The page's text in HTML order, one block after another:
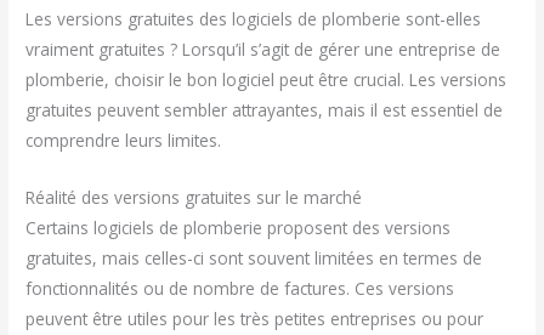
Les versions gratuites des logiciels de plomberie sont-elles
vraiment gratuites ? Lorsqu’il s’agit de gérer une entreprise de
plomberie, choisir le bon logiciel peut être crucial. Les versions
gratuites peuvent sembler attrayantes, mais il est essentiel de
comprendre leurs limites.
Réalité des versions gratuites sur le marché
Certains logiciels de plomberie proposent des versions
gratuites, mais celles-ci sont souvent limitées en termes de
fonctionnalités ou de nombre de factures. Ces versions
peuvent être utiles pour les très petites entreprises ou pour